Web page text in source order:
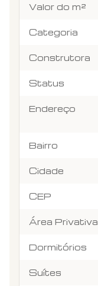
Valor do m²
Categoria
Construtora
Status
Endereço
Bairro
Cidade
CEP
Área Privativa
Dormitórios
Suítes